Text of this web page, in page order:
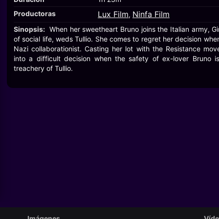
Productoras
Lux Film, Ninfa Film
Sinopsis: When her sweetheart Bruno joins the Italian army,
of social life, weds Tullio. She comes to regret her decision
Nazi collaborationist. Casting her lot with the Resistance
into a difficult decision when the safety of ex-lover Bruno
treachery of Tullio.